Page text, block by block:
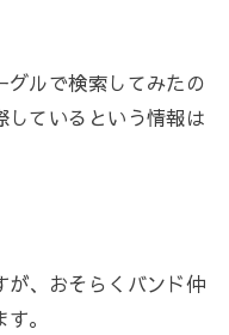
ルで検索してみたの
しているという情報は
が、おそらくバンド仲
。